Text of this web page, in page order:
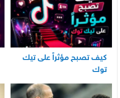
كيف تصبح مؤثراً على تيك
توك